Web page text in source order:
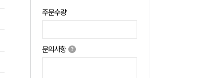
주문수량
문의사항